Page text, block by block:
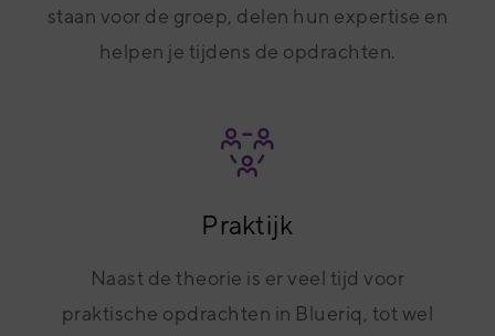
staan voor de groep, delen hun expertise en
helpen je tijdens de opdrachten.
Praktijk
Naast de theorie is er veel tijd voor
praktische opdrachten in Blueriq, tot wel